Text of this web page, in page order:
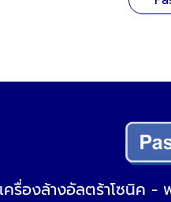
ครื่องล้างอัลตร้าโซนิค